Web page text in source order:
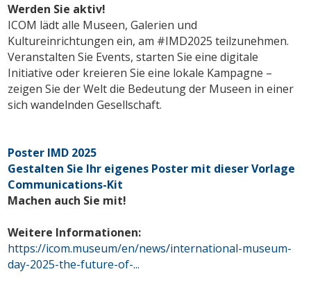
Werden Sie aktiv!
ICOM lädt alle Museen, Galerien und
Kultureinrichtungen ein, am #IMD2025 teilzunehmen.
Veranstalten Sie Events, starten Sie eine digitale
Initiative oder kreieren Sie eine lokale Kampagne –
zeigen Sie der Welt die Bedeutung der Museen in einer
sich wandelnden Gesellschaft.
Poster IMD 2025
Gestalten Sie Ihr eigenes Poster mit dieser Vorlage
Communications-Kit
Machen auch Sie mit!
Weitere Informationen:
https://icom.museum/en/news/international-museum-
day-2025-the-future-of-...